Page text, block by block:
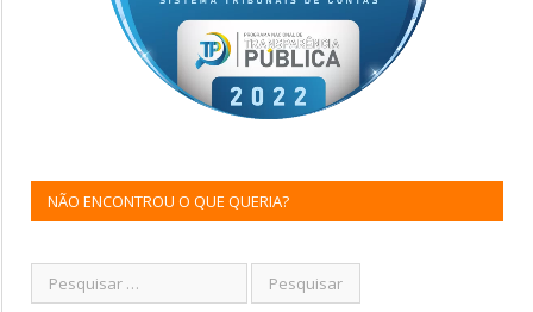
NÃO ENCONTROU O QUE QUERIA?